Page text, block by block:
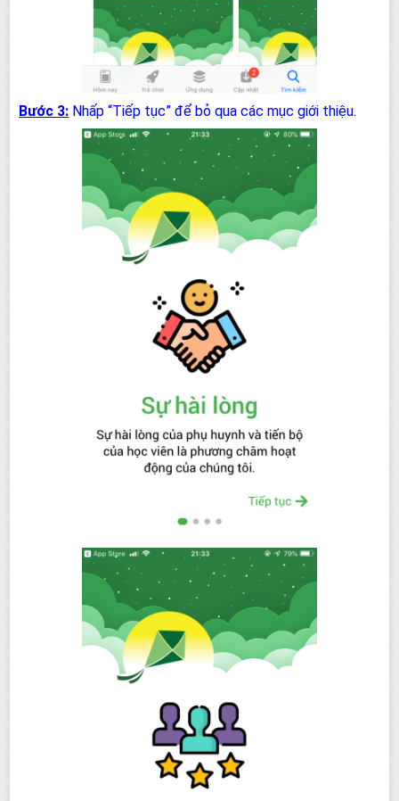
Bước 3: Nhấp “Tiếp tục” để bỏ qua các mục giới thiệu.